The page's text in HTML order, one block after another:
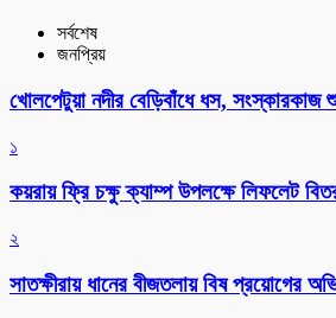
সর্বশেষ
জনপ্রিয়
খোলপেটুয়া নদীর বেড়িবাঁধে ধস, সংস্কারকাজ
১
কয়রায় ফ্রি চক্ষু ক্যাম্প উপলক্ষে লিফলেট
২
সাতক্ষীরায় ধানের বীজতলায় বিষ প্রয়োগের